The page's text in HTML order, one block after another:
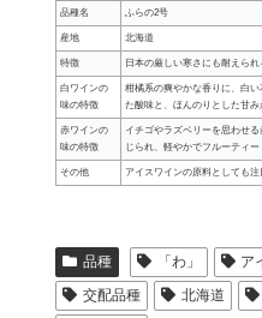
品種名 ふらの2号
産地 北海道
特徴 日本の厳しい寒さにも耐えら
白ワインの
味の特徴
柑橘系の爽やかな香りに、白
た酸味と、ほんのりとした甘み
赤ワインの
味の特徴
イチゴやラズベリーを思わせ
じられ、軽やかでフルーティー
その他 アイスワインの原料としても注
品種 「わ」 ア
交配品種
北海道